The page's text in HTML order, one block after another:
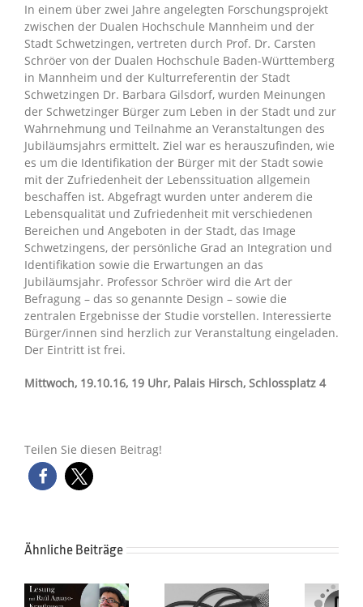
In einem über zwei Jahre angelegten Forschungsprojekt
zwischen der Dualen Hochschule Mannheim und der
Stadt Schwetzingen, vertreten durch Prof. Dr. Carsten
Schröer von der Dualen Hochschule Baden-Württemberg
in Mannheim und der Kulturreferentin der Stadt
Schwetzingen Dr. Barbara Gilsdorf, wurden Meinungen
der Schwetzinger Bürger zum Leben in der Stadt und zur
Wahrnehmung und Teilnahme an Veranstaltungen des
Jubiläumsjahrs ermittelt. Ziel war es herauszufinden, wie
es um die Identifikation der Bürger mit der Stadt sowie
mit der Zufriedenheit der Lebenssituation allgemein
beschaffen ist. Abgefragt wurden unter anderem die
Lebensqualität und Zufriedenheit mit verschiedenen
Bereichen und Angeboten in der Stadt, das Image
Schwetzingens, der persönliche Grad an Integration und
Identifikation sowie die Erwartungen an das
Jubiläumsjahr. Professor Schröer wird die Art der
Befragung – das so genannte Design – sowie die
zentralen Ergebnisse der Studie vorstellen. Interessierte
Bürger/innen sind herzlich zur Veranstaltung eingeladen.
Der Eintritt ist frei.
Mittwoch, 19.10.16, 19 Uhr, Palais Hirsch, Schlossplatz 4
Teilen Sie diesen Beitrag!
Ähnliche Beiträge